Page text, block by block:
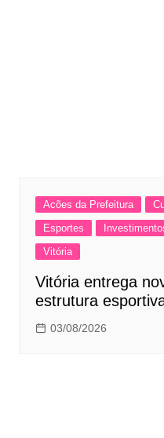
Acões da Prefeitura
Esportes
Vitória
Vitória entrega
estrutura
03/08/2026